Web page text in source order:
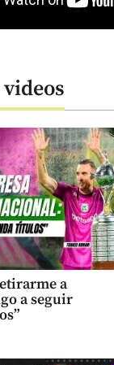
a
a seguir